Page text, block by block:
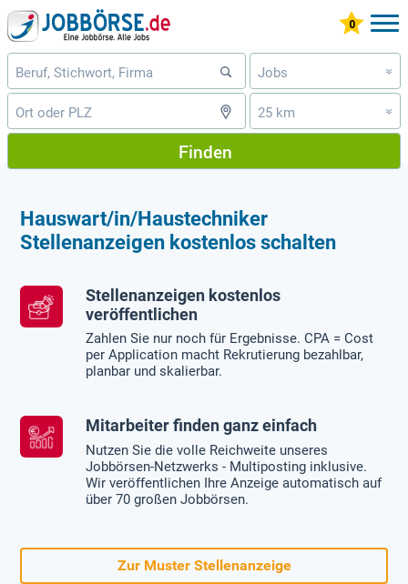
Jobs »
25 km »
Finden
Hauswart/in/Haustechniker
Stellenanzeigen kostenlos schalten
Stellenanzeigen kostenlos
veröffentlichen
Zahlen Sie nur noch für Ergebnisse. CPA = Cost
per Application macht Rekrutierung bezahlbar,
planbar und skalierbar.
Mitarbeiter finden ganz einfach
Nutzen Sie die volle Reichweite unseres
Jobbörsen-Netzwerks - Multiposting inklusive.
Wir veröffentlichen Ihre Anzeige automatisch auf
über 70 großen Jobbörsen.
Zur Muster Stellenanzeige